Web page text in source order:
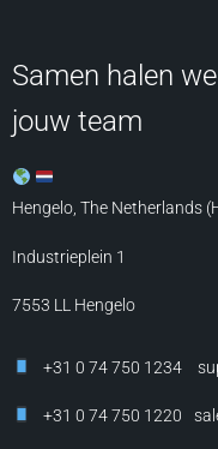
Samen halen
jouw team
Hengelo, The Netherlands
Industrieplein 1
7553 LL Hengelo
+31 0 74 750 1234
+31 0 74 750 1220